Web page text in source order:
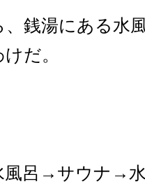
銭湯にある水
だ。
呂→サウナ→